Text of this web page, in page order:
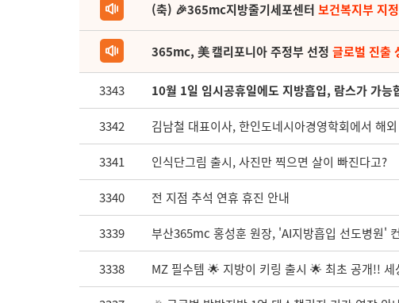
(축) 🎉365mc지방줄기세포센터 보건복지부 지
365mc, 美 캘리포니아 주정부 선정 글로벌 진출
3343 10월 1일 임시공휴일에도 지방흡입, 람스가 가능
3342 김남철 대표이사, 한인도네시아경영학회에서 해
3341 인식단그림 출시, 사진만 찍으면 살이 빠진다고?
3340 전 지점 추석 연휴 휴진 안내
3339 부산365mc 홍성훈 원장, 'AI지방흡입 선도병원'
3338 MZ 필수템 🌟 지방이 키링 출시 🌟 최초 공개!!